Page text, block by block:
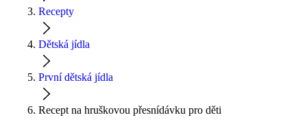
Recepty
Dětská jídla
První dětská jídla
Recept na hruškovou přesnídávku pro děti